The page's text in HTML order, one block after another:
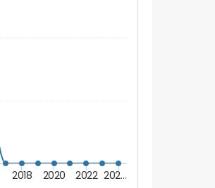
2018 2020 2022 202…